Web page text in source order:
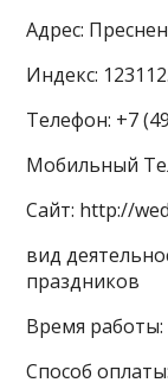
Адрес:
Индекс:
Телефон: +7
Мобильный
Сайт: http://
вид
праздников
Время работы:
Способ